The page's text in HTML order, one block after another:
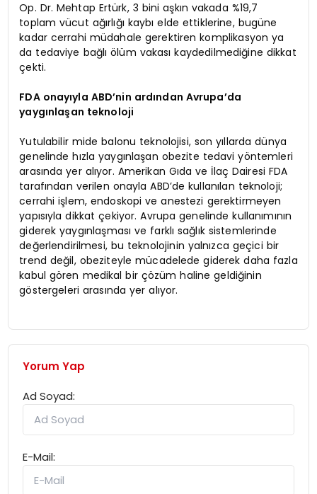
Op. Dr. Mehtap Ertürk, 3 bini aşkın vakada %19,7
toplam vücut ağırlığı kaybı elde ettiklerine, bugüne
kadar cerrahi müdahale gerektiren komplikasyon ya
da tedaviye bağlı ölüm vakası kaydedilmediğine dikkat
çekti.
FDA onayıyla ABD’nin ardından Avrupa’da
yaygınlaşan teknoloji
Yutulabilir mide balonu teknolojisi, son yıllarda dünya
genelinde hızla yaygınlaşan obezite tedavi yöntemleri
arasında yer alıyor. Amerikan Gıda ve İlaç Dairesi FDA
tarafından verilen onayla ABD’de kullanılan teknoloji;
cerrahi işlem, endoskopi ve anestezi gerektirmeyen
yapısıyla dikkat çekiyor. Avrupa genelinde kullanımının
giderek yaygınlaşması ve farklı sağlık sistemlerinde
değerlendirilmesi, bu teknolojinin yalnızca geçici bir
trend değil, obeziteyle mücadelede giderek daha fazla
kabul gören medikal bir çözüm haline geldiğinin
göstergeleri arasında yer alıyor.
Yorum Yap
Ad Soyad:
E-Mail: